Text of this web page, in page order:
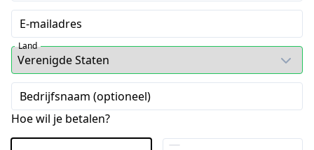
E-mailadres
Land
Bedrijfsnaam (optioneel)
Hoe wil je betalen?